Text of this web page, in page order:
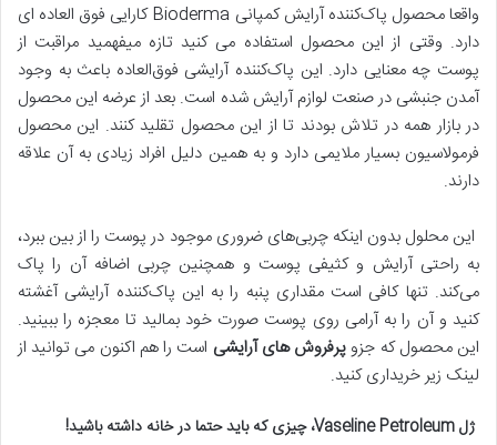
واقعا محصول پاک‌کننده آرایش کمپانی Bioderma کارایی فوق العاده ای
دارد. وقتی از این محصول استفاده می کنید تازه میفهمید مراقبت از
پوست چه معنایی دارد. این پاک‌کننده آرایشی فوق‌العاده باعث به وجود
آمدن جنبشی در صنعت لوازم آرایش شده است. بعد از عرضه این محصول
در بازار همه در تلاش بودند تا از این محصول تقلید کنند. این محصول
فرمولاسیون بسیار ملایمی دارد و به همین دلیل افراد زیادی به آن علاقه
دارند.
این محلول بدون اینکه چربی‌های ضروری موجود در پوست را از بین ببرد،
به راحتی آرایش و کثیفی پوست و همچنین چربی اضافه آن را پاک
می‌کند. تنها کافی است مقداری پنبه را به این پاک‌کننده آرایشی آغشته
کنید و آن را به آرامی روی پوست صورت خود بمالید تا معجزه را ببینید.
این محصول که جزوپرفروش‌های آرایشی است را هم اکنون می توانید از
لینک زیر خریداری کنید.
ژل Vaseline Petroleum، چیزی که باید حتما در خانه داشته باشید!